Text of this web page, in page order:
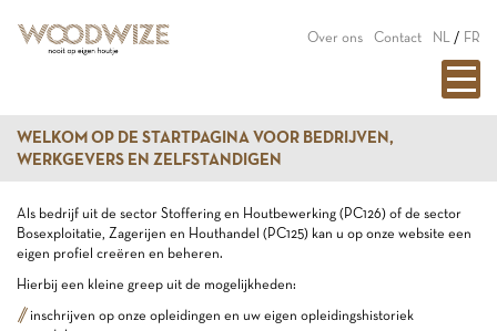
Over ons Contact NL / FR
WELKOM OP DE STARTPAGINA VOOR BEDRIJVEN,
WERKGEVERS EN ZELFSTANDIGEN
Als bedrijf uit de sector Stoffering en Houtbewerking (PC126) of de sector
Bosexploitatie, Zagerijen en Houthandel (PC125) kan u op onze website een
eigen profiel creëren en beheren.
Hierbij een kleine greep uit de mogelijkheden:
inschrijven op onze opleidingen en uw eigen opleidingshistoriek